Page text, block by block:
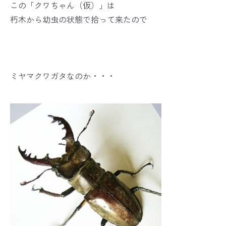
この「クワちゃん（仮）」は
朽木から幼虫の状態で拾って来たので
ミヤマクワガタなのか・・・